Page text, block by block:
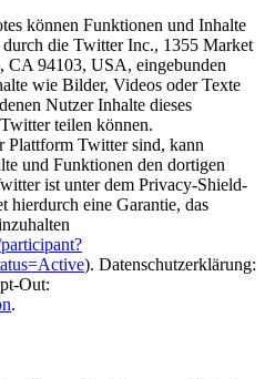
können Funktionen und Inhalte
durch die Twitter Inc., 1355 Market
CA 94103, USA, eingebunden
wie Bilder, Videos oder Texte
Nutzer Inhalte dieses
teilen können.
Plattform Twitter sind, kann
und Funktionen den dortigen
ist unter dem Privacy-Shield-
hierdurch eine Garantie, das
). Datenschutzerklärung:
Out:
.